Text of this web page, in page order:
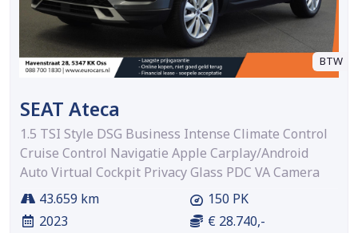
BTW
SEAT Ateca
1.5 TSI Style DSG Business Intense Climate Control
Cruise Control Navigatie Apple Carplay/Android
Auto Virtual Cockpit Privacy Glass PDC VA Camera
43.659 km
2023
150 PK
€ 28.740,-